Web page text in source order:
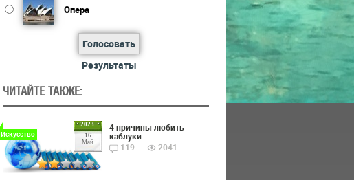
Опера
Голосовать
Результаты
ЧИТАЙТЕ ТАКЖЕ:
2023
16
Май
Искусство
4 причины любить
каблуки
119
2041